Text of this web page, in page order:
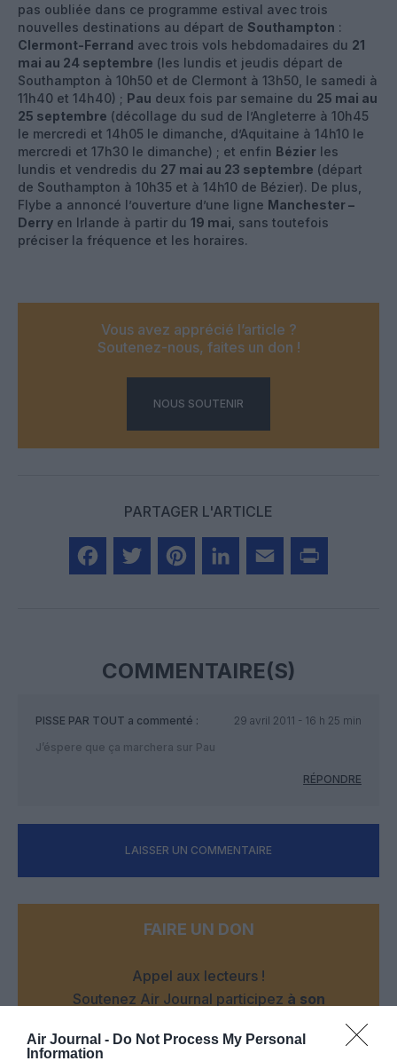
Air Journal - Do Not Process My Personal
Information
pas oubliée dans ce programme estival avec trois
nouvelles destinations au départ de Southampton :
Clermont-Ferrand avec trois vols hebdomadaires du 21
mai au 24 septembre (les lundis et jeudis départ de
Southampton à 10h50 et de Clermont à 13h50, le samedi à
11h40 et 14h40) ; Pau deux fois par semaine du 25 mai au
25 septembre (décollage du sud de l’Angleterre à 10h45
le mercredi et 14h05 le dimanche, d’Aquitaine à 14h10 le
mercredi et 17h30 le dimanche) ; et enfin Bézier les
lundis et vendredis du 27 mai au 23 septembre (départ
de Southampton à 10h35 et à 14h10 de Bézier). De plus,
Flybe a annoncé l’ouverture d’une ligne Manchester –
Derry en Irlande à partir du 19 mai , sans toutefois
préciser la fréquence et les horaires.
Vous avez apprécié l’article ?
Soutenez-nous, faites un don !
NOUS SOUTENIR
PARTAGER L'ARTICLE
COMMENTAIRE(S)
PISSE PAR TOUT a commenté :
29 avril 2011 - 16 h 25 min
J’éspere que ça marchera sur Pau
RÉPONDRE
LAISSER UN COMMENTAIRE
FAIRE UN DON
Appel aux lecteurs !
Soutenez Air Journal participez à son